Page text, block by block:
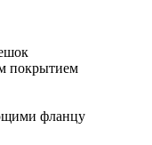
покрытием
фланцу